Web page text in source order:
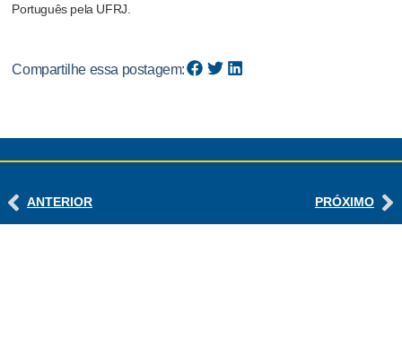
Português pela UFRJ.
Compartilhe essa postagem:
ANTERIOR PRÓXIMO